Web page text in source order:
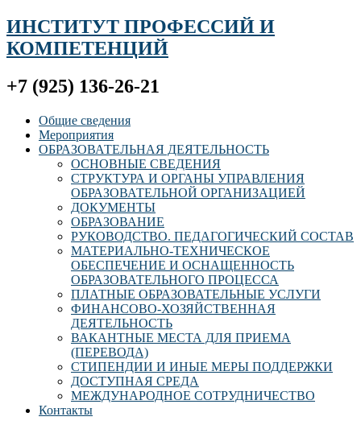
ИНСТИТУТ ПРОФЕССИЙ И
КОМПЕТЕНЦИЙ
+7 (925) 136-26-21
Общие сведения
Мероприятия
ОБРАЗОВАТЕЛЬНАЯ ДЕЯТЕЛЬНОСТЬ
ОСНОВНЫЕ СВЕДЕНИЯ
СТРУКТУРА И ОРГАНЫ УПРАВЛЕНИЯ
ОБРАЗОВАТЕЛЬНОЙ ОРГАНИЗАЦИЕЙ
ДОКУМЕНТЫ
ОБРАЗОВАНИЕ
РУКОВОДСТВО. ПЕДАГОГИЧЕСКИЙ СОСТАВ
МАТЕРИАЛЬНО-ТЕХНИЧЕСКОЕ
ОБЕСПЕЧЕНИЕ И ОСНАЩЕННОСТЬ
ОБРАЗОВАТЕЛЬНОГО ПРОЦЕССА
ПЛАТНЫЕ ОБРАЗОВАТЕЛЬНЫЕ УСЛУГИ
ФИНАНСОВО-ХОЗЯЙСТВЕННАЯ
ДЕЯТЕЛЬНОСТЬ
ВАКАНТНЫЕ МЕСТА ДЛЯ ПРИЕМА
(ПЕРЕВОДА)
СТИПЕНДИИ И ИНЫЕ МЕРЫ ПОДДЕРЖКИ
ДОСТУПНАЯ СРЕДА
МЕЖДУНАРОДНОЕ СОТРУДНИЧЕСТВО
Контакты